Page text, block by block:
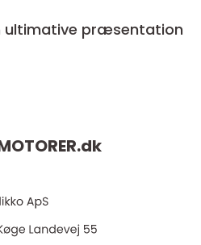
ultimative præsentation
dk